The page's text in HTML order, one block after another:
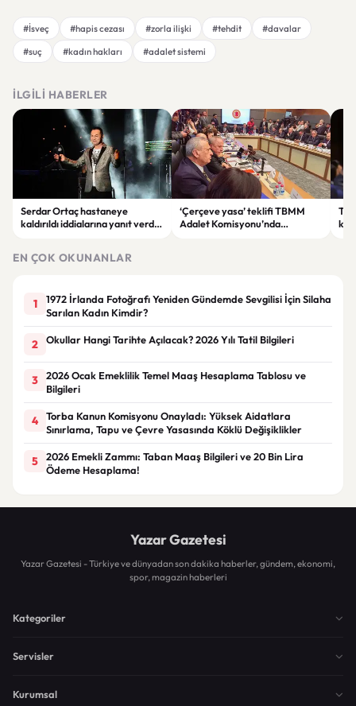
#İsveç #hapis cezası #zorla ilişki #tehdit
#davalar
#suç
#kadın hakları #adalet sistemi
İLGILI HABERLER
Serdar Ortaç hastaneye
kaldırıldı iddialarına yanıt verdi:
‘Çerçeve yasa’ teklifi TBMM
Adalet Komisyonu’nda
EN ÇOK OKUNANLAR
1
1972 İrlanda Fotoğrafı Yeniden Gündemde Sevgilisi İçin Silaha
Sarılan Kadın Kimdir?
2 Okullar Hangi Tarihte Açılacak? 2026 Yılı Tatil Bilgileri
3
2026 Ocak Emeklilik Temel Maaş Hesaplama Tablosu ve
Bilgileri
4
Torba Kanun Komisyonu Onayladı: Yüksek Aidatlara
Sınırlama, Tapu ve Çevre Yasasında Köklü Değişiklikler
5
2026 Emekli Zammı: Taban Maaş Bilgileri ve 20 Bin Lira
Ödeme Hesaplama!
Yazar Gazetesi
Yazar Gazetesi - Türkiye ve dünyadan son dakika haberler, gündem, ekonomi,
spor, magazin haberleri
Kategoriler
Servisler
Kurumsal